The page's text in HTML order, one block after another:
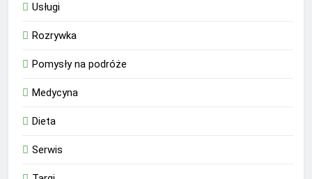
Usługi
Rozrywka
Pomysły na podróże
Medycyna
Dieta
Serwis